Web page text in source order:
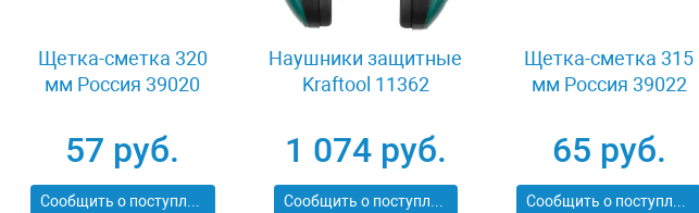
Щетка-сметка 320
мм Россия 39020
57 руб.
Сообщить о поступлении
Наушники защитные
Kraftool 11362
1 074 руб.
Сообщить о поступлении
Щетка-сметка 315
мм Россия 39022
65 руб.
Сообщить о поступлении